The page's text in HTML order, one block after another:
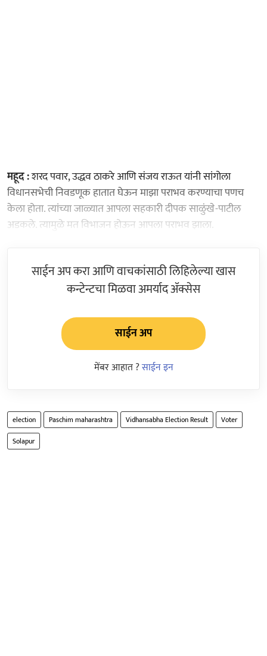
महूद :शरद पवार, उद्धव ठाकरे आणि संजय राऊत यांनी सांगोला
विधानसभेची निवडणूक हातात घेऊन माझा पराभव करण्याचा पणच
केला होता. त्यांच्या जाळ्यात आपला सहकारी दीपक साळुंखे-पाटील
अडकले. त्यामुळे मत विभाजन होऊन आपला पराभव झाला.
साईन अप करा आणि वाचकांसाठी लिहिलेल्या खास
कन्टेन्टचा मिळवा अमर्याद ॲक्सेस
साईन अप
मेंबर आहात ?साईन इन
election Paschim maharashtra Vidhansabha Election Result
Voter
Solapur